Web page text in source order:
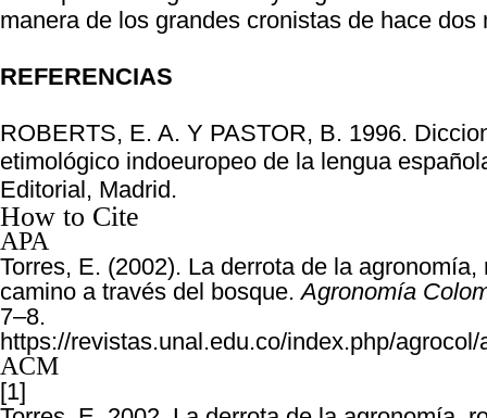
manera de los grandes cronistas de hace dos
REFERENCIAS
ROBERTS, E. A. Y PASTOR, B. 1996.
etimológico indoeuropeo de la lengua
Editorial, Madrid.
How to Cite
APA
Torres, E. (2002). La derrota de la agronomía,
camino a través del bosque.Agronomía
7–8.
https://revistas.unal.edu.co/index.php/
ACM
[1]